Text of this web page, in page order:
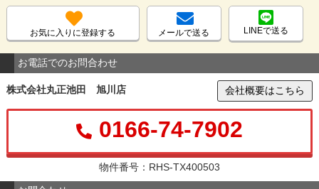
お気に入りに登録する メールで送る LINEで送る
お電話でのお問合わせ
株式会社丸正池田 旭川店 会社概要はこちら
0166-74-7902
物件番号：RHS-TX400503